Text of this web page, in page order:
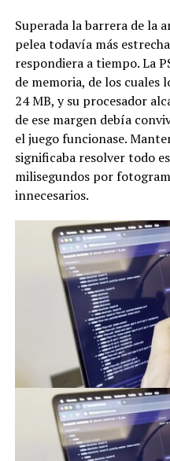
Superada la barrera de la
pelea todavía más
respondiera a tiempo. La
de memoria, de los
24 MB, y su procesador
de ese margen debía
el juego funcionase.
significaba resolver todo
milisegundos por
innecesarios.